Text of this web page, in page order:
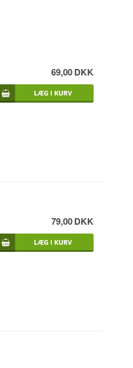
69,00DKK
79,00DKK